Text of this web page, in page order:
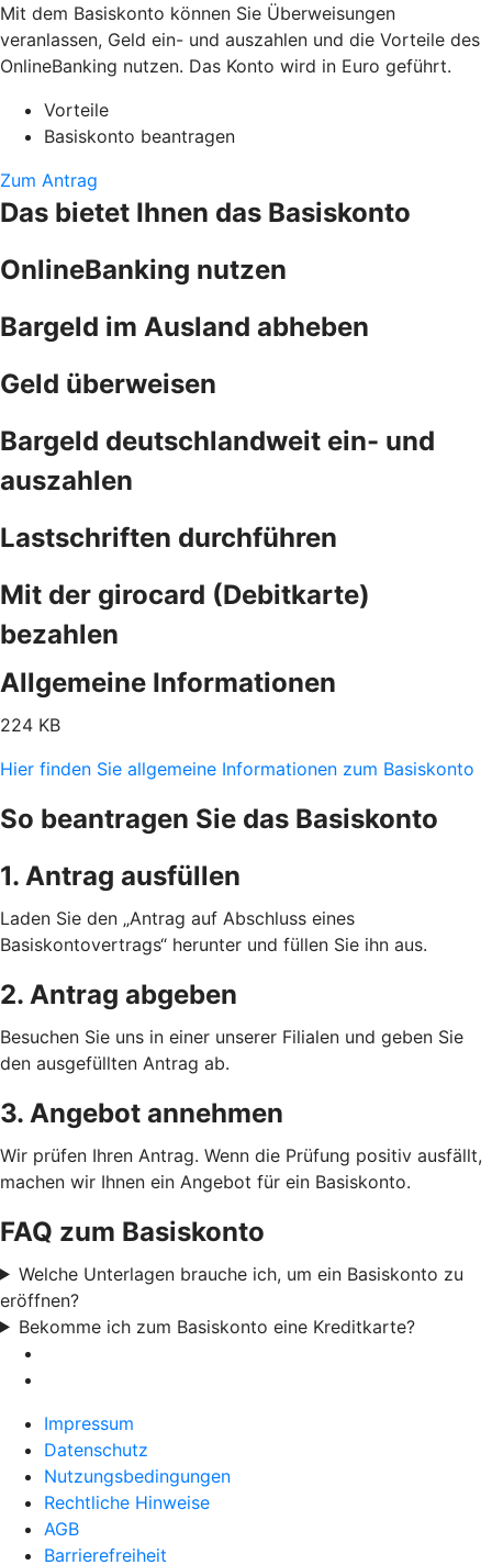
Mit dem Basiskonto können Sie Überweisungen
veranlassen, Geld ein- und auszahlen und die Vorteile des
OnlineBanking nutzen. Das Konto wird in Euro geführt.
Vorteile
Basiskonto beantragen
Zum Antrag
Das bietet Ihnen das Basiskonto
OnlineBanking nutzen
Bargeld im Ausland abheben
Geld überweisen
Bargeld deutschlandweit ein- und
auszahlen
Lastschriften durchführen
Mit der girocard (Debitkarte)
bezahlen
Allgemeine Informationen
224 KB
Hier finden Sie allgemeine Informationen zum Basiskonto
So beantragen Sie das Basiskonto
1. Antrag ausfüllen
Laden Sie den „Antrag auf Abschluss eines
Basiskontovertrags“ herunter und füllen Sie ihn aus.
2. Antrag abgeben
Besuchen Sie uns in einer unserer Filialen und geben Sie
den ausgefüllten Antrag ab.
3. Angebot annehmen
Wir prüfen Ihren Antrag. Wenn die Prüfung positiv ausfällt,
machen wir Ihnen ein Angebot für ein Basiskonto.
FAQ zum Basiskonto
Welche Unterlagen brauche ich, um ein Basiskonto zu
eröffnen?
Bekomme ich zum Basiskonto eine Kreditkarte?
Impressum
Datenschutz
Nutzungsbedingungen
Rechtliche Hinweise
AGB
Barrierefreiheit